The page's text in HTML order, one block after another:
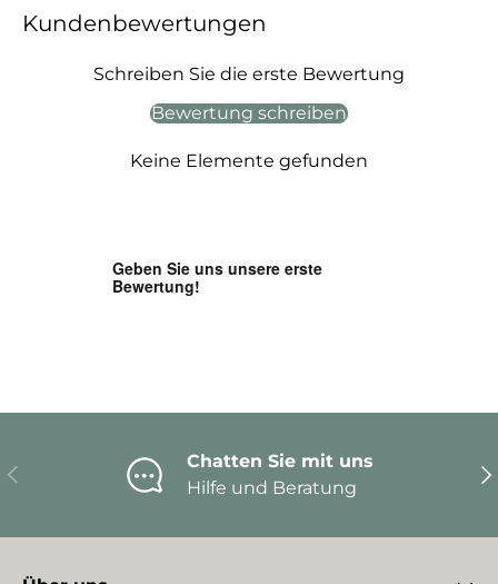
Kundenbewertungen
Schreiben Sie die erste Bewertung
Bewertung schreiben
Keine Elemente gefunden
Vorherige
Chatten Sie mit uns
Hilfe und Beratung